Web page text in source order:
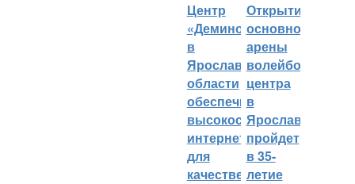
Центр
«Демино»
в
Ярославской
области
обеспечивают
высокоскоростным
интернетом
для
качественных
Открытие
основной
арены
волейбольного
центра
в
Ярославле
пройдет
в 35-
летие